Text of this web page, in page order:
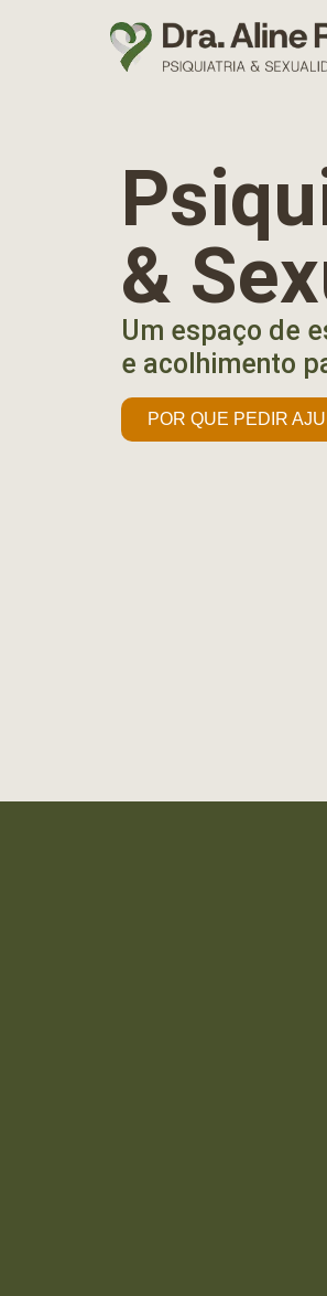
&
Um espaço de
e acolhimento
POR QUE PEDIR